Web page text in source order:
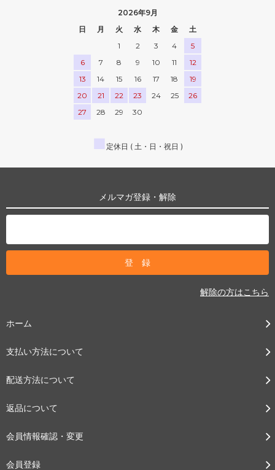
2026年9月
日
月 火 水 木 金
土
1
2 3 4
5
6
7 8 9 10 11
12
13
14 15 16 17 18
19
20
21 22 23 24 25
26
27
28 29 30
■ 定休日 ( 土・日・祝日 )
メルマガ登録・解除
解除の方はこちら
ホーム
支払い方法について
配送方法について
返品について
会員情報確認・変更
会員登録